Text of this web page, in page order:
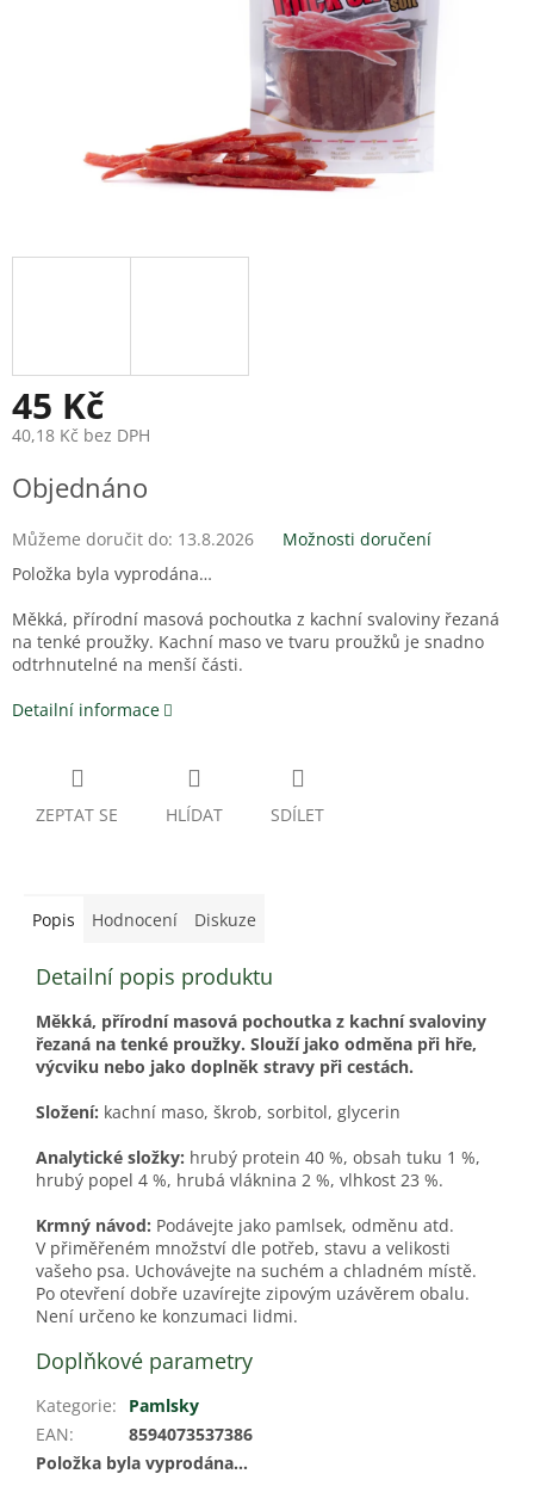
45 Kč
40,18 Kč bez DPH
cena:
Objednáno
Můžeme doručit do: 13.8.2026
Možnosti doručení
Položka byla vyprodána…
Měkká, přírodní masová pochoutka z kachní svaloviny řezaná
na tenké proužky. Kachní maso ve tvaru proužků je snadno
odtrhnutelné na menší části.
Detailní informace
ZEPTAT SE HLÍDAT SDÍLET
Popis Hodnocení Diskuze
Detailní popis produktu
Měkká, přírodní masová pochoutka z kachní svaloviny
řezaná na tenké proužky. Slouží jako odměna při hře,
výcviku nebo jako doplněk stravy při cestách.
Složení: kachní maso, škrob, sorbitol, glycerin
Analytické složky: hrubý protein 40 %, obsah tuku 1 %,
hrubý popel 4 %, hrubá vláknina 2 %, vlhkost 23 %.
Krmný návod: Podávejte jako pamlsek, odměnu atd.
V přiměřeném množství dle potřeb, stavu a velikosti
vašeho psa. Uchovávejte na suchém a chladném místě.
Po otevření dobře uzavírejte zipovým uzávěrem obalu.
Není určeno ke konzumaci lidmi.
Doplňkové parametry
Kategorie:
Pamlsky
EAN:
8594073537386
Položka byla vyprodána…